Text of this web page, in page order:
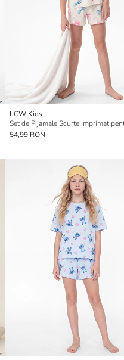
LCW Kids
Set de Pijamale Scurte Imprimat
54,99 RON